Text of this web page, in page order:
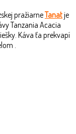
pražiarneTanatje
Tanzania Acacia
Káva ťa prekvapí
.